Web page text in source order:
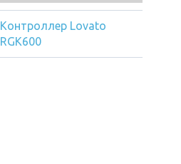
Контроллер Lovato
RGK600